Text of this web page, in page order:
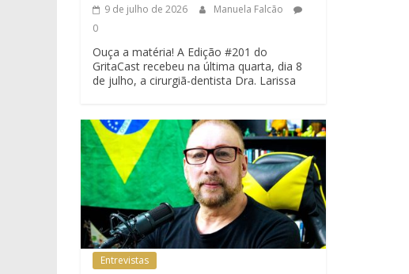
9 de julho de 2026
Manuela Falcão
0
Ouça a matéria! A Edição #201 do
GritaCast recebeu na última quarta, dia 8
de julho, a cirurgiã-dentista Dra. Larissa
Entrevistas